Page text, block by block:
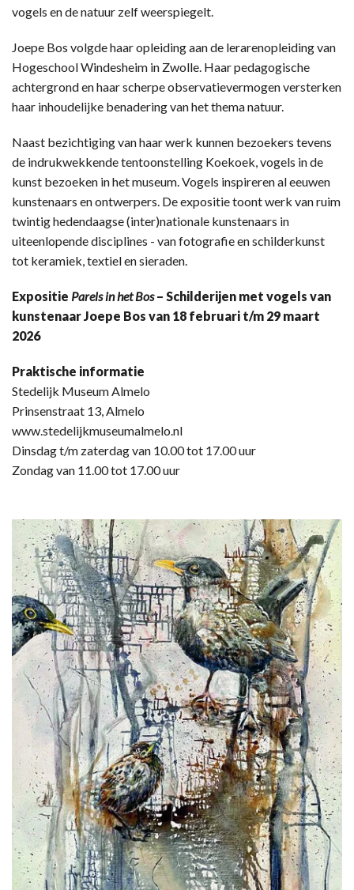
vogels en de natuur zelf weerspiegelt.
Joepe Bos volgde haar opleiding aan de lerarenopleiding van
Hogeschool Windesheim in Zwolle. Haar pedagogische
achtergrond en haar scherpe observatievermogen versterken
haar inhoudelijke benadering van het thema natuur.
Naast bezichtiging van haar werk kunnen bezoekers tevens
de indrukwekkende tentoonstelling Koekoek, vogels in de
kunst bezoeken in het museum. Vogels inspireren al eeuwen
kunstenaars en ontwerpers. De expositie toont werk van ruim
twintig hedendaagse (inter)nationale kunstenaars in
uiteenlopende disciplines - van fotografie en schilderkunst
tot keramiek, textiel en sieraden.
Expositie Parels in het Bos– Schilderijen met vogels van
kunstenaar Joepe Bos van 18 februari t/m 29 maart
2026
Praktische informatie
Stedelijk Museum Almelo
Prinsenstraat 13, Almelo
www.stedelijkmuseumalmelo.nl
Dinsdag t/m zaterdag van 10.00 tot 17.00 uur
Zondag van 11.00 tot 17.00 uur